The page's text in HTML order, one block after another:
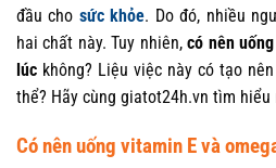
đầu cho sức khỏe. Do đó, nhiều
hai chất này. Tuy nhiên,có nên
lúc không? Liệu việc này có tạo
thể? Hãy cùng giatot24h.vn tìm hiểu
Có nên uống vitamin E và